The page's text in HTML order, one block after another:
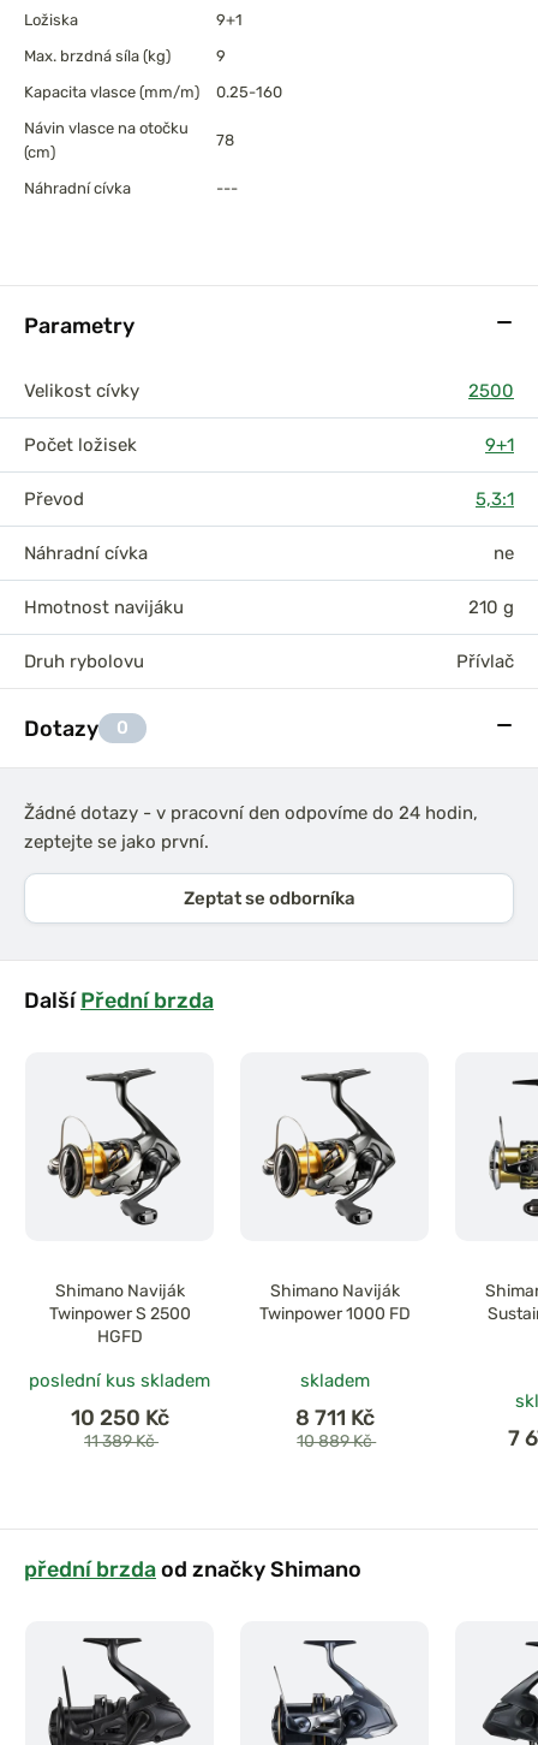
Ložiska
9+1
Max. brzdná síla (kg)
9
Kapacita vlasce (mm/m)
0.25-160
Návin vlasce na otočku
(cm)
78
Náhradní cívka ---
Parametry
Velikost cívky 2500
Počet ložisek 9+1
Převod 5,3:1
Náhradní cívka ne
Hmotnost navijáku 210 g
Druh rybolovu Přívlač
Dotazy 0
Žádné dotazy - v pracovní den odpovíme do 24 hodin,
zeptejte se jako první.
Zeptat se odborníka
DalšíPřední brzda
Shimano Naviják
Twinpower S 2500
HGFD
poslední kus skladem
10 250 Kč
11 389 Kč
Shimano Naviják
Twinpower 1000 FD
skladem
8 711 Kč
10 889 Kč 7
přední brzdaod značky Shimano